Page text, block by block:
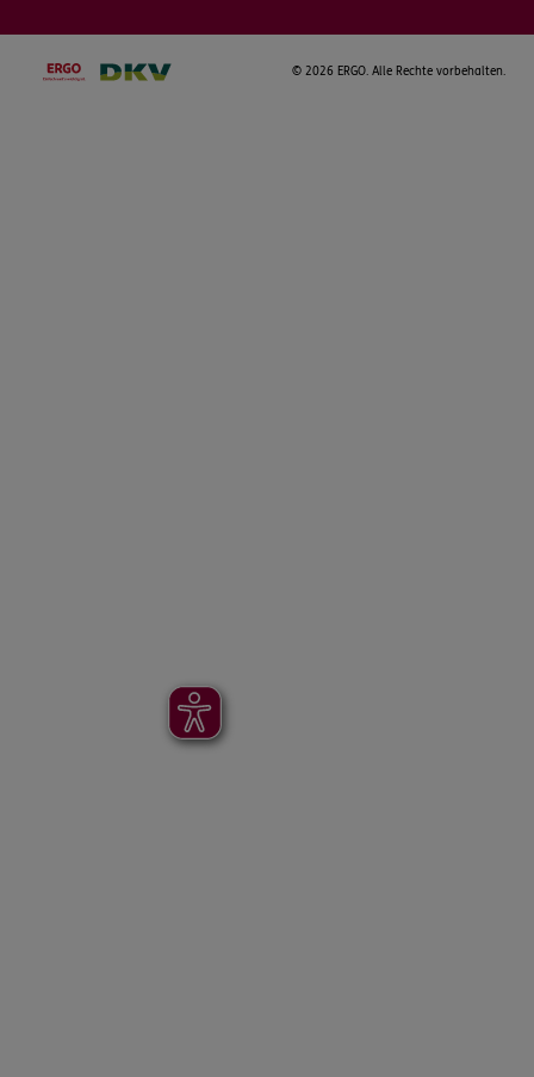
© 2026 ERGO. Alle Rechte vorbehalten.